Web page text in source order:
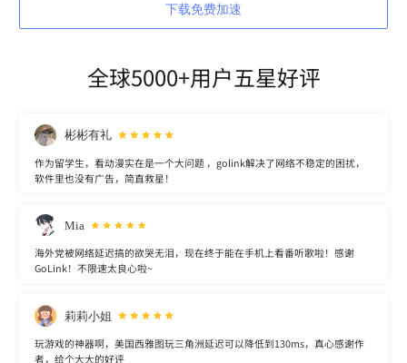
下载免费加速
全球5000+用户五星好评
彬彬有礼
作为留学生，看动漫实在是一个大问题 ，golink解决了网络不稳定的困扰，
软件里也没有广告，简直救星！
Mia
海外党被网络延迟搞的欲哭无泪，现在终于能在手机上看番听歌啦！感谢
GoLink！不限速太良心啦~
莉莉小姐
玩游戏的神器啊，美国西雅图玩三角洲延迟可以降低到130ms，真心感谢作
者，给个大大的好评